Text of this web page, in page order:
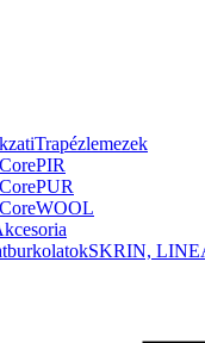
Trapézlemezek
CorePIR
CorePUR
CoreWOOL
SKRIN,